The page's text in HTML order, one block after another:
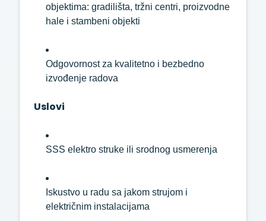
objektima: gradilišta, tržni centri, proizvodne
hale i stambeni objekti
Odgovornostza kvalitetno i bezbedno
izvođenje radova
Uslovi
SSS elektro struke ili srodnog usmerenja
Iskustvo u radu sa jakom strujom i
električnim instalacijama